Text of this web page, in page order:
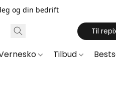
og din bedrift
Til
Tilbud